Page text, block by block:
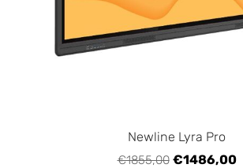
Newline Lyra Pro
€1855,00 €1486,00